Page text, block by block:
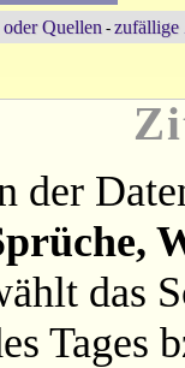
Quellen - zufällige
der
das
Tages